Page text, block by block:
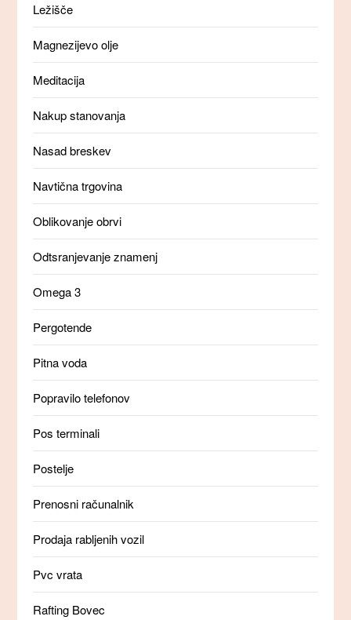
Ležišče
Magnezijevo olje
Meditacija
Nakup stanovanja
Nasad breskev
Navtična trgovina
Oblikovanje obrvi
Odtsranjevanje znamenj
Omega 3
Pergotende
Pitna voda
Popravilo telefonov
Pos terminali
Postelje
Prenosni računalnik
Prodaja rabljenih vozil
Pvc vrata
Rafting Bovec